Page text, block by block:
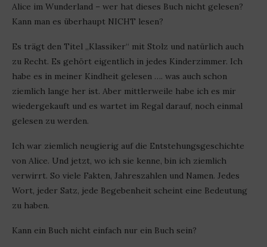
Alice im Wunderland – wer hat dieses Buch nicht gelesen?
Kann man es überhaupt NICHT lesen?
Es trägt den Titel „Klassiker“ mit Stolz und natürlich auch
zu Recht. Es gehört eigentlich in jedes Kinderzimmer. Ich
habe es in meiner Kindheit gelesen …. was auch schon
ziemlich lange her ist. Aber mittlerweile habe ich es mir
wiedergekauft und es wartet im Regal darauf, noch einmal
gelesen zu werden.
Ich war ziemlich neugierig auf die Entstehungsgeschichte
von Alice. Und jetzt, wo ich sie kenne, bin ich ziemlich
verwirrt. So viele Fakten, Jahreszahlen und Namen. Jedes
Wort, jeder Satz, jede Begebenheit scheint eine Bedeutung
zu haben.
Kann ein Buch nicht einfach nur ein Buch sein?